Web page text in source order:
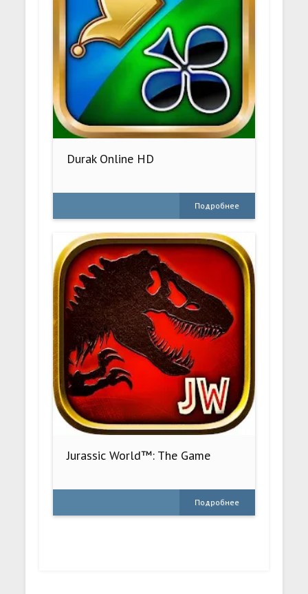
Durak Online HD
Подробнее
Jurassic World™: The Game
Подробнее